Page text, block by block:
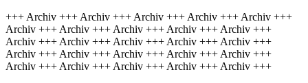
+++ Archiv +++ Archiv +++ Archiv +++ Archiv +++ Archiv +++
Archiv +++ Archiv +++ Archiv +++ Archiv +++ Archiv +++
Archiv +++ Archiv +++ Archiv +++ Archiv +++ Archiv +++
Archiv +++ Archiv +++ Archiv +++ Archiv +++ Archiv +++
Archiv +++ Archiv +++ Archiv +++ Archiv +++ Archiv +++